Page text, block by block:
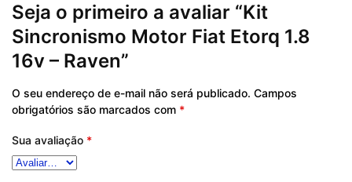
Seja o primeiro a avaliar “Kit
Sincronismo Motor Fiat Etorq 1.8
16v – Raven”
O seu endereço de e-mail não será publicado. Campos
obrigatórios são marcados com *
Sua avaliação *